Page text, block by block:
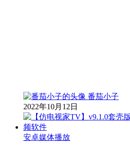
番茄小子
2022年10月12日
安卓媒体播放